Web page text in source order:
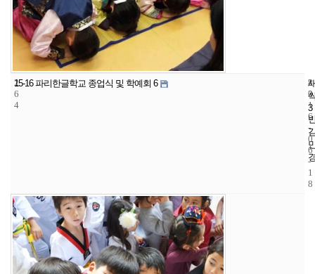
2
6
4
15-16 파리한글학교 종업식 및 학예회 6
3
8
2
2
0
1
6
-
0
6
-
1
8